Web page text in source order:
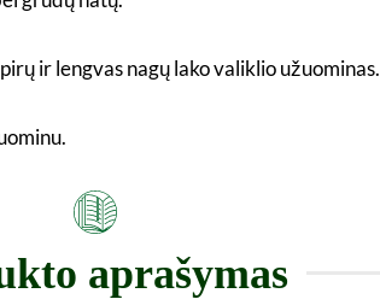
ir lengvas nagų lako valiklio užuominas.
aprašymas